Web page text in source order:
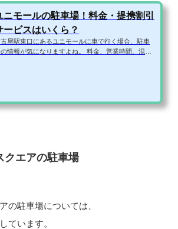
ニモールの駐車場！料金・提携割引
ービスはいくら？
屋駅東口にあるユニモールに車で行く場合、駐車
情報が気になりますよね。 料金、営業時間、混雑
丁目5-26先駐車場マップユニモールのサイトより引
両制限2.1m6.0m2.0m2.0t駐車台数260台営業時間7
クエアの駐車場
の駐車場については、
ています。